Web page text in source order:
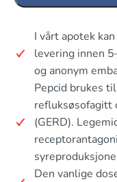
I vårt apotek
levering innen
og anonym
Pepcid brukes
refluksøsofagitt
(GERD).
Den vanlige